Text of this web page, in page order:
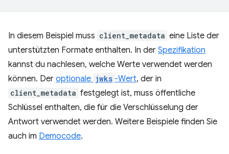
In diesem Beispiel muss client_metadata eine Liste der
unterstützten Formate enthalten. In der Spezifikation
kannst du nachlesen, welche Werte verwendet werden
können. Der optionale jwks -Wert, der in
client_metadata festgelegt ist, muss öffentliche
Schlüssel enthalten, die für die Verschlüsselung der
Antwort verwendet werden. Weitere Beispiele finden Sie
auch im Democode.